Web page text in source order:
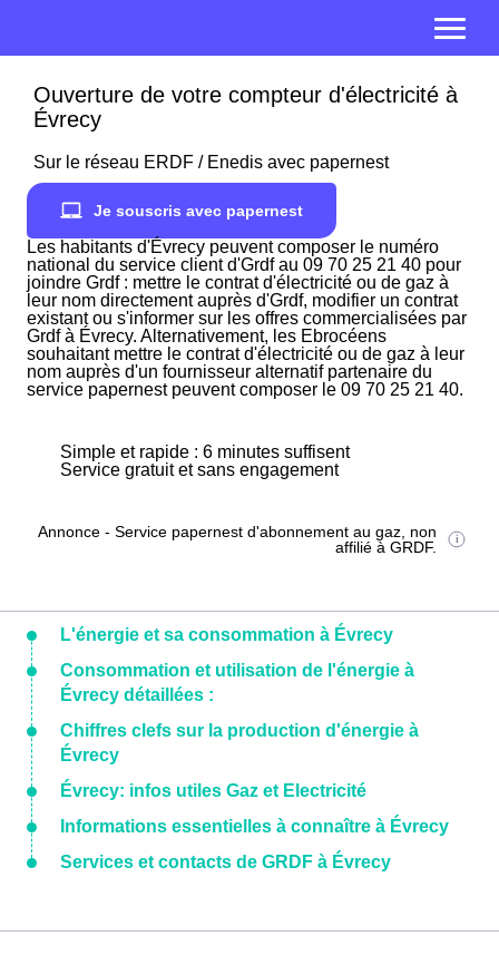
Ouverture de votre compteur d'électricité à
Évrecy
Sur le réseau ERDF / Enedis avec papernest
Je souscris avec papernest
Les habitants d'Évrecy peuvent composer le numéro
national du service client d'Grdf au 09 70 25 21 40 pour
joindre Grdf : mettre le contrat d'électricité ou de gaz à
leur nom directement auprès d'Grdf, modifier un contrat
existant ou s'informer sur les offres commercialisées par
Grdf à Évrecy. Alternativement, les Ebrocéens
souhaitant mettre le contrat d'électricité ou de gaz à leur
nom auprès d'un fournisseur alternatif partenaire du
service papernest peuvent composer le 09 70 25 21 40.
Simple et rapide : 6 minutes suffisent
Service gratuit et sans engagement
Annonce - Service papernest d'abonnement au gaz, non
affilié à GRDF.
L'énergie et sa consommation à Évrecy
Consommation et utilisation de l'énergie à
Évrecy détaillées :
Chiffres clefs sur la production d'énergie à
Évrecy
Évrecy: infos utiles Gaz et Electricité
Informations essentielles à connaître à Évrecy
Services et contacts de GRDF à Évrecy